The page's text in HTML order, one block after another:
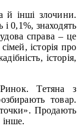
й інші злочини.
0,1%, знаходять
справа – це
історія про
історія,
Тетяна з
товар.
Продають